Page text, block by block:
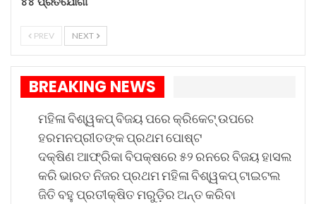
ହ୍ୱାଇଟ୍ ହାଉସ୍ ନିକଟରୁ ପରାମର୍ଶ ପାଇବା ପରେ ଏଭଳି
ସୂଚନା ପ୍ରଦାନ କରିଛନ୍ତି ଆମେରିକା ରାଜସ୍ୱ ସଚିବ ସ୍କଟ୍
ବେସେଂଟ ।
PREV NEXT
BREAKING NEWS
ମହିଳା ବିଶ୍ୱକପ୍ ବିଜୟ ପରେ କ୍ରିକେଟ୍ ଉପରେ
ହରମନପ୍ରୀତଙ୍କ ପ୍ରଥମ ପୋଷ୍ଟ
ଦକ୍ଷିଣ ଆଫ୍ରିକା ବିପକ୍ଷରେ ୫୨ ରନରେ ବିଜୟ ହାସଲ
କରି ଭାରତ ନିଜର ପ୍ରଥମ ମହିଳା ବିଶ୍ୱକପ୍ ଟାଇଟଲ
ଜିତି ବହୁ ପ୍ରତୀକ୍ଷିତ ମରୁଡ଼ିର ଅନ୍ତ କରିବା